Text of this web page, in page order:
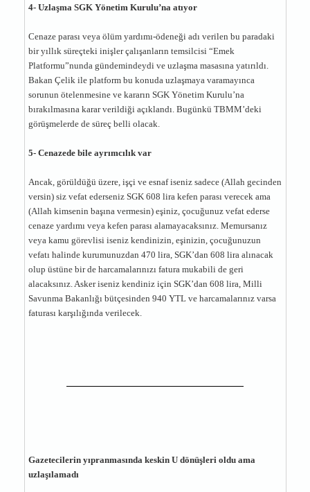
4- Uzlaşma SGK Yönetim Kurulu’na atıyor
Cenaze parası veya ölüm yardımı-ödeneği adı verilen bu paradaki
bir yıllık süreçteki inişler çalışanların temsilcisi “Emek
Platformu”nunda gündemindeydi ve uzlaşma masasına yatırıldı.
Bakan Çelik ile platform bu konuda uzlaşmaya varamayınca
sorunun ötelenmesine ve kararın SGK Yönetim Kurulu’na
bırakılmasına karar verildiği açıklandı. Bugünkü TBMM’deki
görüşmelerde de süreç belli olacak.
5- Cenazede bile ayrımcılık var
Ancak, görüldüğü üzere, işçi ve esnaf iseniz sadece (Allah gecinden
versin) siz vefat ederseniz SGK 608 lira kefen parası verecek ama
(Allah kimsenin başına vermesin) eşiniz, çocuğunuz vefat ederse
cenaze yardımı veya kefen parası alamayacaksınız. Memursanız
veya kamu görevlisi iseniz kendinizin, eşinizin, çocuğunuzun
vefatı halinde kurumunuzdan 470 lira, SGK’dan 608 lira alınacak
olup üstüne bir de harcamalarınızı fatura mukabili de geri
alacaksınız. Asker iseniz kendiniz için SGK’dan 608 lira, Milli
Savunma Bakanlığı bütçesinden 940 YTL ve harcamalarınız varsa
faturası karşılığında verilecek.
Gazetecilerin yıpranmasında keskin U dönüşleri oldu ama
uzlaşılamadı